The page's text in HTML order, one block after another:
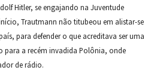
Hitler, se engajando na Juventude
Trautmann não titubeou em alistar-se
para defender o que acreditava ser uma
para a recém invadida Polônia, onde
de rádio.